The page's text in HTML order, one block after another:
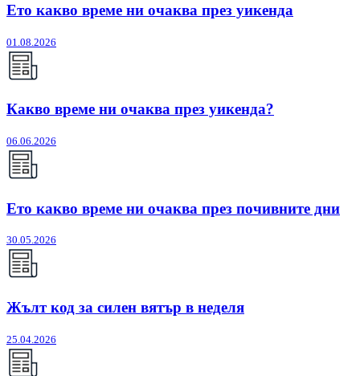
Ето какво време ни очаква през уикенда
01.08.2026
Какво време ни очаква през уикенда?
06.06.2026
Ето какво време ни очаква през почивните дни
30.05.2026
Жълт код за силен вятър в неделя
25.04.2026